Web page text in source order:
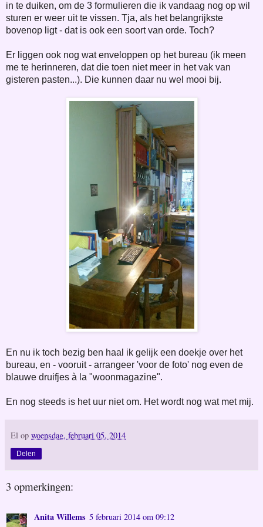
in te duiken, om de 3 formulieren die ik vandaag nog op wil
sturen er weer uit te vissen. Tja, als het belangrijkste
bovenop ligt - dat is ook een soort van orde. Toch?
Er liggen ook nog wat enveloppen op het bureau (ik meen
me te herinneren, dat die toen niet meer in het vak van
gisteren pasten...). Die kunnen daar nu wel mooi bij.
En nu ik toch bezig ben haal ik gelijk een doekje over het
bureau, en - vooruit - arrangeer 'voor de foto' nog even de
blauwe druifjes à la "woonmagazine".
En nog steeds is het uur niet om. Het wordt nog wat met mij.
El op woensdag, februari 05, 2014
Delen
3 opmerkingen:
Anita Willems 5 februari 2014 om 09:12